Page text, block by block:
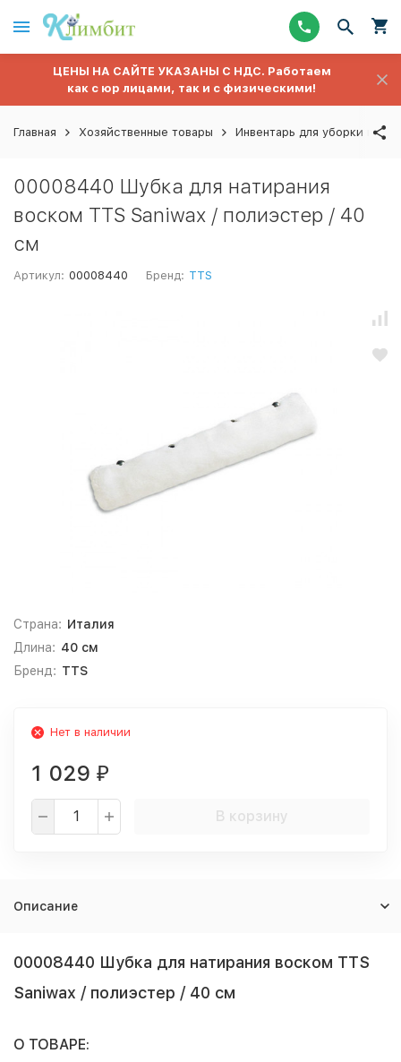
ЦЕНЫ НА САЙТЕ УКАЗАНЫ С НДС. Работаем
как с юр лицами, так и с физическими!
Главная Хозяйственные товары Инвентарь для уборки полов
00008440 Шубка для натирания
воском TTS Saniwax / полиэстер / 40
см
Артикул: 00008440 Бренд: TTS
Страна: Италия
Длина: 40 см
Бренд: TTS
Нет в наличии
1 029 ₽
В корзину
Описание
00008440 Шубка для натирания воском TTS
Saniwax / полиэстер / 40 см
О ТОВАРЕ: